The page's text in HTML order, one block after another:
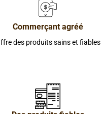
Commerçant agréé
des produits sains et fiables